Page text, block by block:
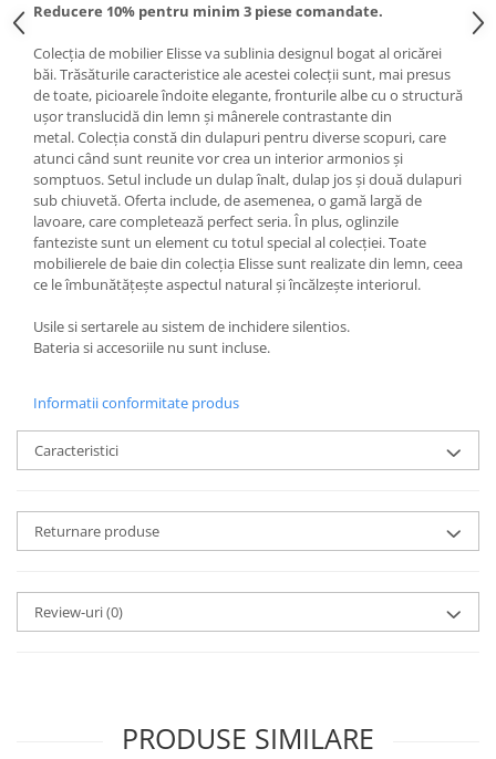
Reducere 10% pentru minim 3 piese comandate.
Colecția de mobilier Elisse va sublinia designul bogat al oricărei
băi. Trăsăturile caracteristice ale acestei colecții sunt, mai presus
de toate, picioarele îndoite elegante, fronturile albe cu o structură
ușor translucidă din lemn și mânerele contrastante din
metal. Colecția constă din dulapuri pentru diverse scopuri, care
atunci când sunt reunite vor crea un interior armonios și
somptuos. Setul include un dulap înalt, dulap jos și două dulapuri
sub chiuvetă. Oferta include, de asemenea, o gamă largă de
lavoare, care completează perfect seria. În plus, oglinzile
fanteziste sunt un element cu totul special al colecției. Toate
mobilierele de baie din colecția Elisse sunt realizate din lemn, ceea
ce le îmbunătățește aspectul natural și încălzește interiorul.
Usile si sertarele au sistem de inchidere silentios.
Bateria si accesoriile nu sunt incluse.
Informatii conformitate produs
Caracteristici
Returnare produse
Review-uri(0)
PRODUSE SIMILARE